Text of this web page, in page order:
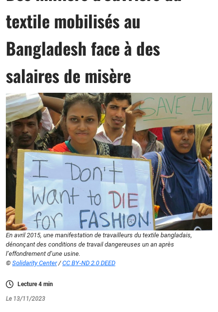
textile mobilisés au
Bangladesh face à des
salaires de misère
En avril 2015, une manifestation de travailleurs du textile bangladais,
dénonçant des conditions de travail dangereuses un an après
l’effondrement d’une usine.
© Solidarity Center/CC BY-ND 2.0 DEED
Lecture4 min
Le 13/11/2023